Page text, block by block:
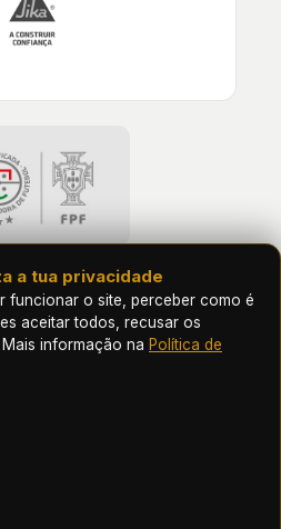
a tua privacidade
funcionar o site, perceber como é
aceitar todos, recusar os
informação na Política de